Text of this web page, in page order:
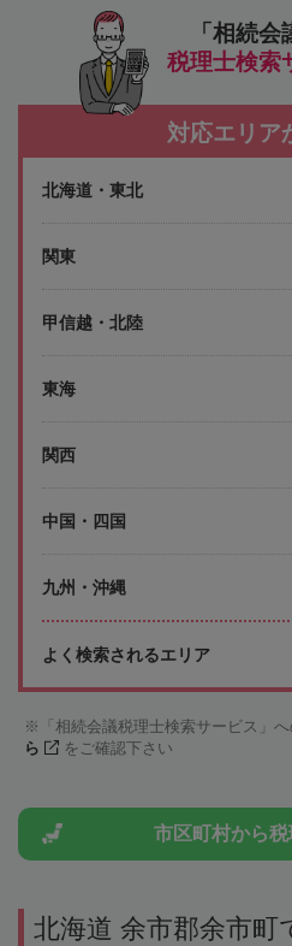
「相続会
税理士検索
対応エリア
北海道・東北
関東
甲信越・北陸
東海
関西
中国・四国
九州・沖縄
よく検索されるエリア
「相続会議税理士検索サービス」
ら
をご確認下さい
市区町村から税
北海道 余市郡余市町